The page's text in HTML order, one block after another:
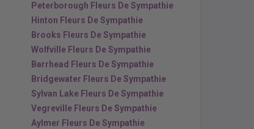
Peterborough Fleurs De Sympathie
Hinton Fleurs De Sympathie
Brooks Fleurs De Sympathie
Wolfville Fleurs De Sympathie
Barrhead Fleurs De Sympathie
Bridgewater Fleurs De Sympathie
Sylvan Lake Fleurs De Sympathie
Vegreville Fleurs De Sympathie
Aylmer Fleurs De Sympathie